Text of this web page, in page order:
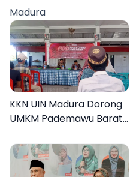
Madura
KKN UIN Madura Dorong
UMKM Pademawu Barat